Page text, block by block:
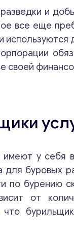
и
все еще
своей
у себя
буровых
по бурению
от
что